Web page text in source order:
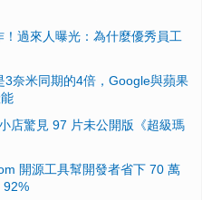
過來人曝光：為什麼優秀員工
3奈米同期的4倍，Google與蘋果
店驚見 97 片未公開版《超級瑪
開源工具幫開發者省下 70 萬
92%